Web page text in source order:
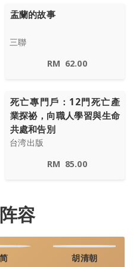
盂蘭的故事
三聯
RM 62.00
死亡專門戶：12門死亡產
業探祕，向職人學習與生命
共處和告別
台湾出版
RM 85.00
容
胡清朝